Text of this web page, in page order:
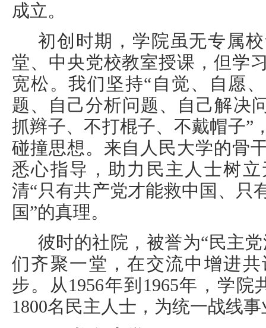
成立。
初创时期，学院虽无专属
堂、中央党校教室授课，但学
宽松。我们坚持“自觉、自愿
题、自己分析问题、自己解决
抓辫子、不打棍子、不戴帽子”
碰撞思想。来自人民大学的骨
悉心指导，助力民主人士树
清“只有共产党才能救中国、只
国”的真理。
彼时的社院，被誉为“民主
们齐聚一堂，在交流中增进
步。从1956年到1965年，学
1800名民主人士，为统一战线